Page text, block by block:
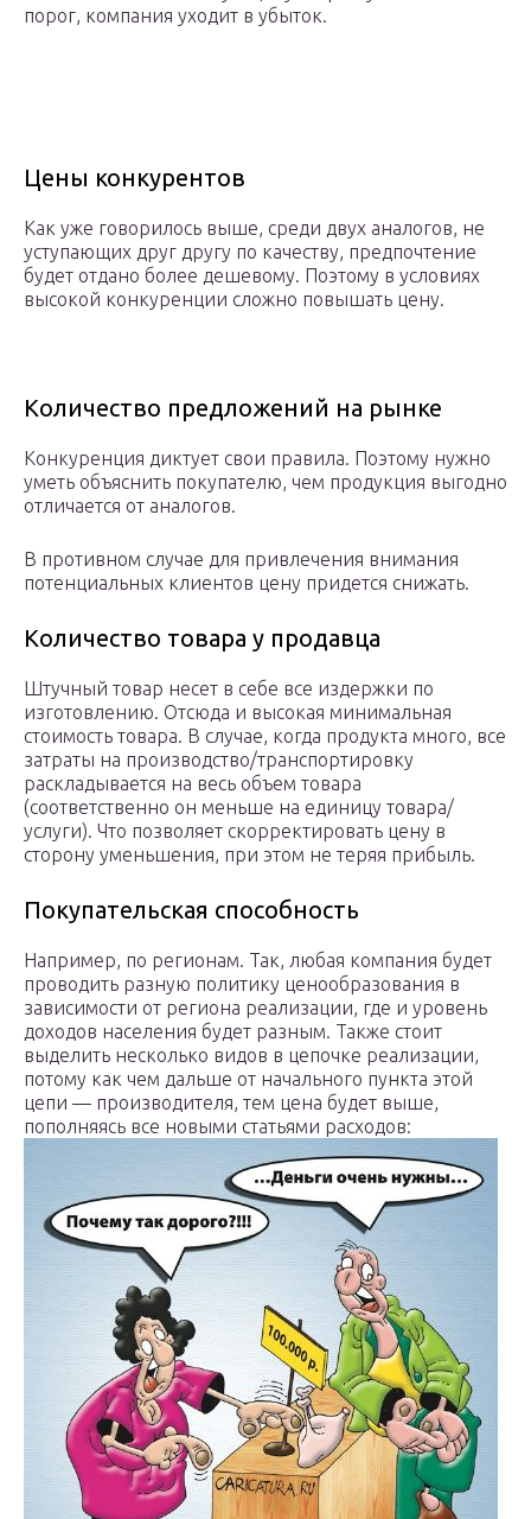
порог, компания уходит в убыток.
Цены конкурентов
Как уже говорилось выше, среди двух аналогов, не
уступающих друг другу по качеству, предпочтение
будет отдано более дешевому. Поэтому в условиях
высокой конкуренции сложно повышать цену.
Количество предложений на рынке
Конкуренция диктует свои правила. Поэтому нужно
уметь объяснить покупателю, чем продукция выгодно
отличается от аналогов.
В противном случае для привлечения внимания
потенциальных клиентов цену придется снижать.
Количество товара у продавца
Штучный товар несет в себе все издержки по
изготовлению. Отсюда и высокая минимальная
стоимость товара. В случае, когда продукта много, все
затраты на производство/транспортировку
раскладывается на весь объем товара
(соответственно он меньше на единицу товара/
услуги). Что позволяет скорректировать цену в
сторону уменьшения, при этом не теряя прибыль.
Покупательская способность­
Например, по регионам. Так, любая компания будет
проводить разную политику ценообразования в
зависимости от региона реализации, где и уровень
доходов населения будет разным. Также стоит
выделить несколько видов в цепочке реализации,
потому как чем дальше от начального пункта этой
цепи — производителя, тем цена будет выше,
пополняясь все новыми статьями расходов: